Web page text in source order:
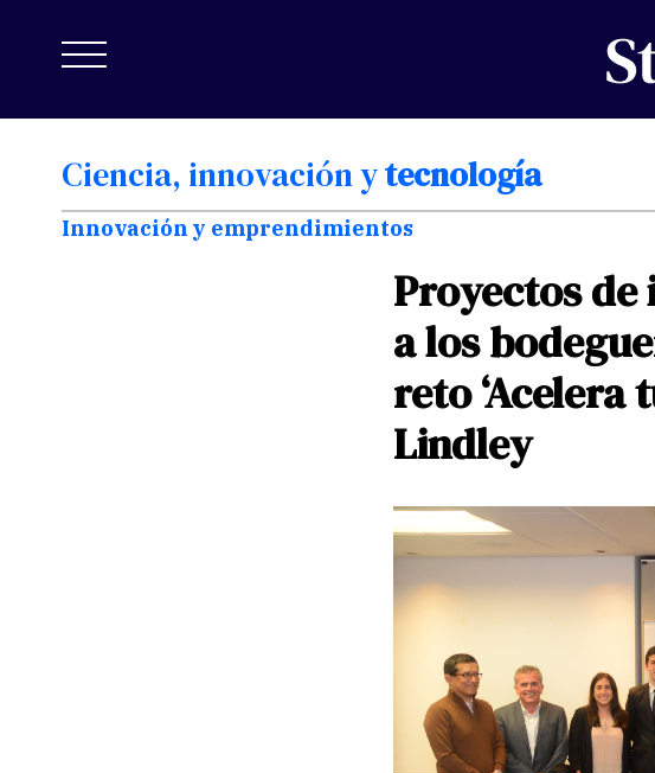
Ciencia, innovaciónytecnología
Innovación y emprendimientos
Proyectosde
alos
reto‘Acelera
Lindley